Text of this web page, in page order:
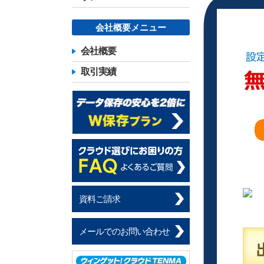
会社概要メニュー
会社概要
取引実績
資料ご請求
メールでのお問い合わせ